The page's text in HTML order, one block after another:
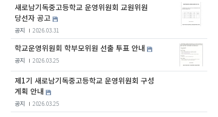
새로남기독중고등학교 운영위원회 교원위원
당선자 공고
공지 2026.03.31
학교운영위원회 학부모위원 선출 투표 안내
공지 2026.03.25
제1기 새로남기독중고등학교 운영위원회 구성
계획 안내
공지 2026.03.25